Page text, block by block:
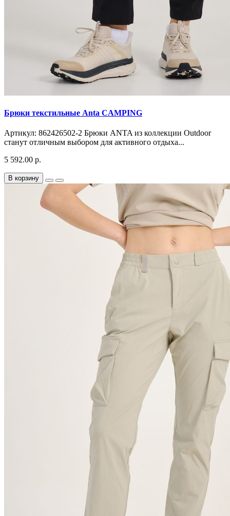
Брюки текстильные Anta CAMPING
Артикул: 862426502-2 Брюки ANTA из коллекции Outdoor
станут отличным выбором для активного отдыха...
5 592.00 р.
В корзину